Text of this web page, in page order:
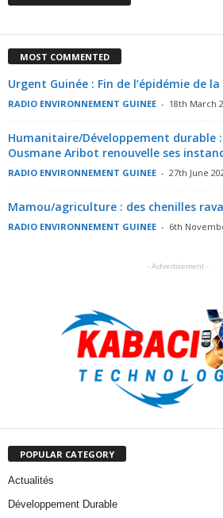
MOST COMMENTED
Urgent Guinée : Fin de l’épidémie de
RADIO ENVIRONNEMENT GUINEE - 18th March
Humanitaire/Développement durable
Ousmane Aribot renouvelle ses
RADIO ENVIRONNEMENT GUINEE - 27th June
Mamou/agriculture : des chenilles
RADIO ENVIRONNEMENT GUINEE - 6th
- Advertisement -
POPULAR CATEGORY
Actualités
Développement Durable